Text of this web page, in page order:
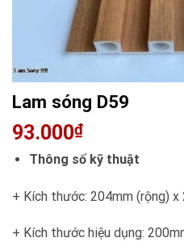
Lam sóng D59
93.000₫
Thông số kỹ thuật
+ Kích thước: 204mm (rộng)
+ Kích thước hiệu dụng: